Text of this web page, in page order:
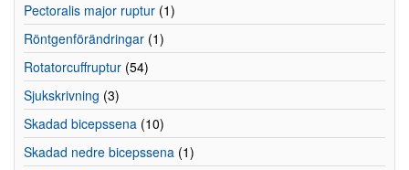
Pectoralis major ruptur (1)
Röntgenförändringar (1)
Rotatorcuffruptur (54)
Sjukskrivning (3)
Skadad bicepssena (10)
Skadad nedre bicepssena (1)